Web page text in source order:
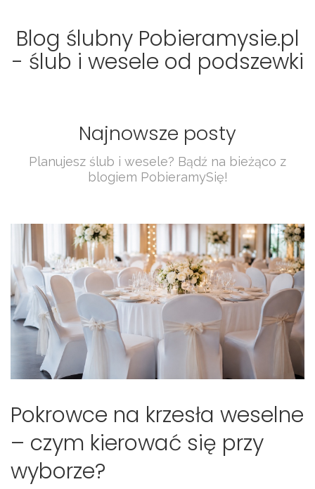
Blog ślubny Pobieramysie.pl
- ślub i wesele od podszewki
Najnowsze posty
Planujesz ślub i wesele? Bądź na bieżąco z
blogiem PobieramySię!
Pokrowce na krzesła weselne
– czym kierować się przy
wyborze?